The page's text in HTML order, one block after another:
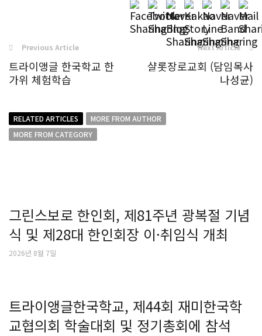
Previous Article
트라이앵글 한국학교 한
가위 체험학습
Next Article
샬롯장로교회 (담임목사
나성균)
RELATED ARTICLES
MORE FROM AUTHOR
MORE FROM CATEGORY
그린스보로 한인회, 제81주년 광복절 기념
식 및 제28대 한인회장 이·취임식 개최
2026년 8월 7일
트라이앵글한국학교, 제44회 재미한국학
교협의회 학술대회 및 정기총회에 참석